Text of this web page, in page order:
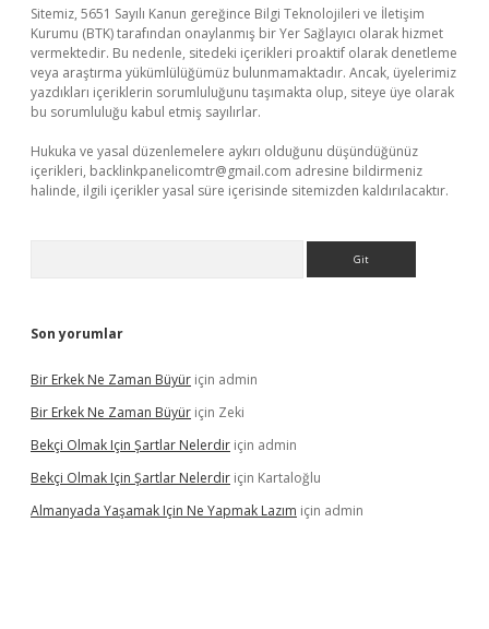
Sitemiz, 5651 Sayılı Kanun gereğince Bilgi Teknolojileri ve İletişim
Kurumu (BTK) tarafından onaylanmış bir Yer Sağlayıcı olarak hizmet
vermektedir. Bu nedenle, sitedeki içerikleri proaktif olarak denetleme
veya araştırma yükümlülüğümüz bulunmamaktadır. Ancak, üyelerimiz
yazdıkları içeriklerin sorumluluğunu taşımakta olup, siteye üye olarak
bu sorumluluğu kabul etmiş sayılırlar.
Hukuka ve yasal düzenlemelere aykırı olduğunu düşündüğünüz
içerikleri, backlinkpanelicomtr@gmail.com adresine bildirmeniz
halinde, ilgili içerikler yasal süre içerisinde sitemizden kaldırılacaktır.
Son yorumlar
Bir Erkek Ne Zaman Büyür için admin
Bir Erkek Ne Zaman Büyür için Zeki
Bekçi Olmak Için Şartlar Nelerdir için admin
Bekçi Olmak Için Şartlar Nelerdir için Kartaloğlu
Almanyada Yaşamak Için Ne Yapmak Lazım için admin